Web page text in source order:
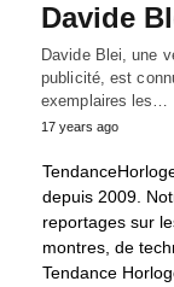
Davide
Davide Blei, une
publicité, est
exemplaires les…
17 years ago
depuis 2009.
reportages sur
montres, de
Tendance